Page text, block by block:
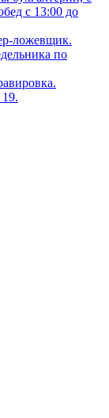
с 13:00 до
ложевщик.
по